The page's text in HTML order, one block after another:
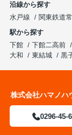
沿線から探す
水戸線
関東鉄道
駅から探す
下館
下館二高前
大和
東結城 黒
株式会社ハマノ
0296-45-